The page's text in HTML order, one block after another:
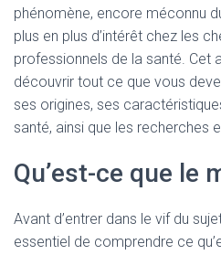
phénomène, encore méconnu
plus en plus d’intérêt chez les
professionnels de la santé. Cet
découvrir tout ce que vous
ses origines, ses
santé, ainsi que les recherches
Qu’est-ce que le
Avant d’entrer dans le vif du
essentiel de comprendre ce